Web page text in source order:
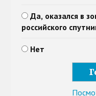
Да, оказался в
российского
Нет